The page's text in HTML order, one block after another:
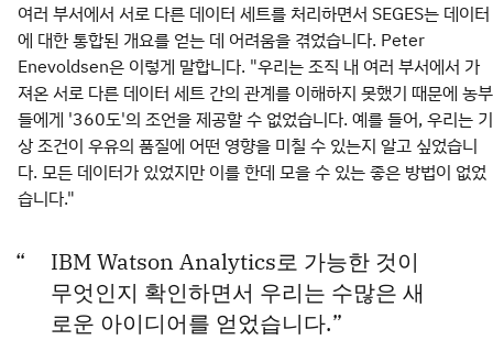
여러 부서에서 서로 다른 데이터 세트를 처리하면서 SEGES는 데이터
에 대한 통합된 개요를 얻는 데 어려움을 겪었습니다. Peter
Enevoldsen은 이렇게 말합니다. "우리는 조직 내 여러 부서에서 가
져온 서로 다른 데이터 세트 간의 관계를 이해하지 못했기 때문에 농부
들에게 '360도'의 조언을 제공할 수 없었습니다. 예를 들어, 우리는 기
상 조건이 우유의 품질에 어떤 영향을 미칠 수 있는지 알고 싶었습니
다. 모든 데이터가 있었지만 이를 한데 모을 수 있는 좋은 방법이 없었
습니다."
IBM Watson Analytics로 가능한 것이
무엇인지 확인하면서 우리는 수많은 새
로운 아이디어를 얻었습니다.